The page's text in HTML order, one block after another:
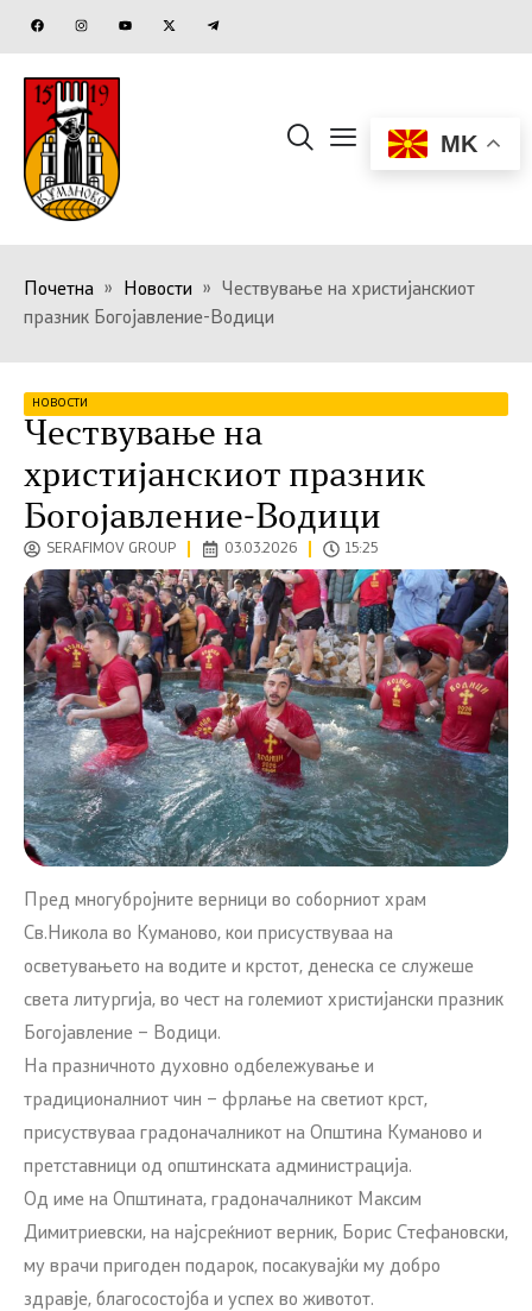
MK
Почетна » Новости »
Чествување на христијанскиот
празник Богојавление-Водици
НОВОСТИ
Чествување на
христијанскиот празник
Богојавление-Водици
SERAFIMOV GROUP 03.03.2026 15:25
Пред многубројните верници во соборниот храм
Св.Никола во Куманово, кои присуствуваа на
осветувањето на водите и крстот, денеска се служеше
света литургија, во чест на големиот христијански празник
Богојавление – Водици.
На празничното духовно одбележување и
традиционалниот чин – фрлање на светиот крст,
присуствуваа градоначалникот на Општина Куманово и
претставници од општинската администрација.
Од име на Општината, градоначалникот Максим
Димитриевски, на најсреќниот верник, Борис Стефановски,
му врачи пригоден подарок, посакувајќи му добро
здравје, благосостојба и успех во животот.